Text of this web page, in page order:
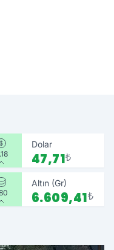
Dolar
47,71₺
Altın (Gr)
6.609,41₺